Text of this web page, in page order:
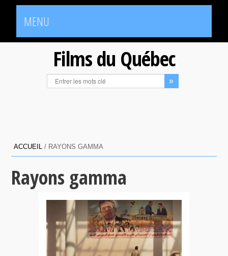
MENU
Films du Québec
ACCUEIL / RAYONS GAMMA
Rayons gamma